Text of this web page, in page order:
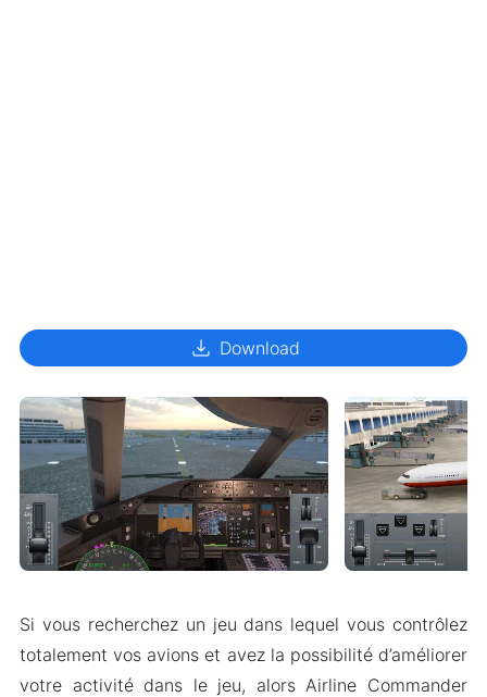
download Download
Si vous recherchez un jeu dans lequel vous contrôlez
totalement vos avions et avez la possibilité d’améliorer
votre activité dans le jeu, alors Airline Commander